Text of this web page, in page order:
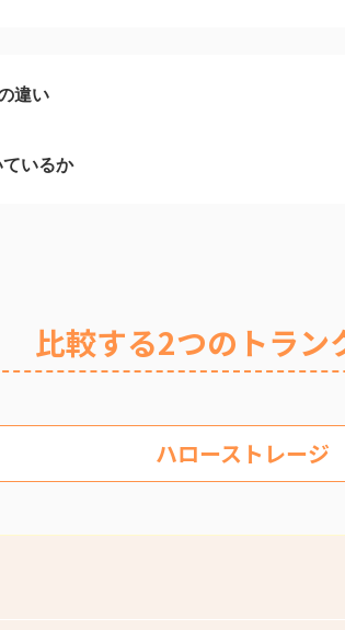
違い
いるか
比較する2つのトラン
ハローストレージ